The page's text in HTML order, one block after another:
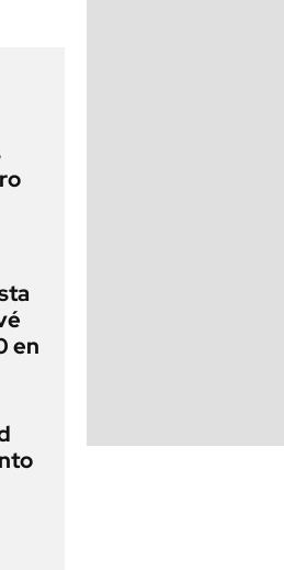
en